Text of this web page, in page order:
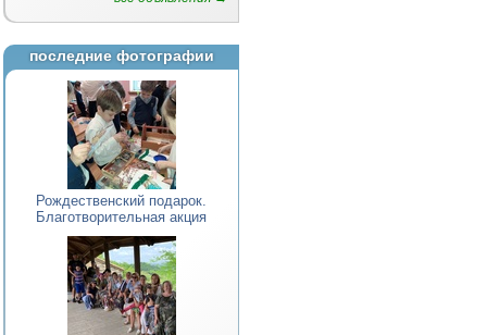
последние фотографии
Рождественский подарок.
Благотворительная акция